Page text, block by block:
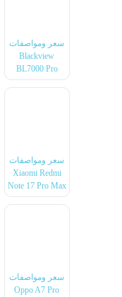
سعر ومواصفات
Blackview
BL7000 Pro
سعر ومواصفات
Xiaomi Redmi
Note 17 Pro Max
سعر ومواصفات
Oppo A7 Pro